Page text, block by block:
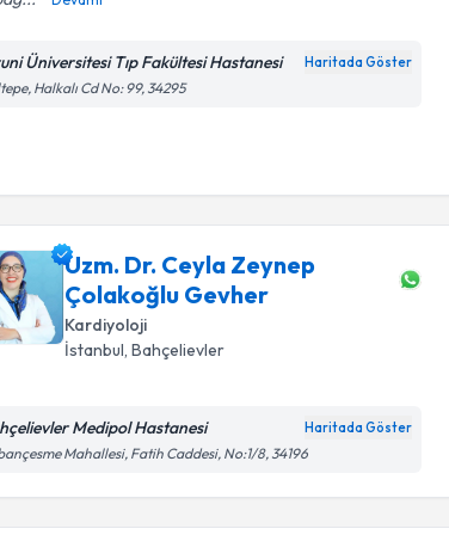
Üniversitesi Tıp Fakültesi Hastanesi Haritada Göster
Halkalı Cd No: 99, 34295
Uzm. Dr. Ceyla Zeynep
Çolakoğlu Gevher
Kardiyoloji
İstanbul, Bahçelievler
Medipol Hastanesi Haritada Göster
Mahallesi, Fatih Caddesi, No:1/8, 34196